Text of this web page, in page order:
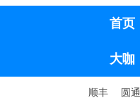
首页
大咖
顺丰 圆通